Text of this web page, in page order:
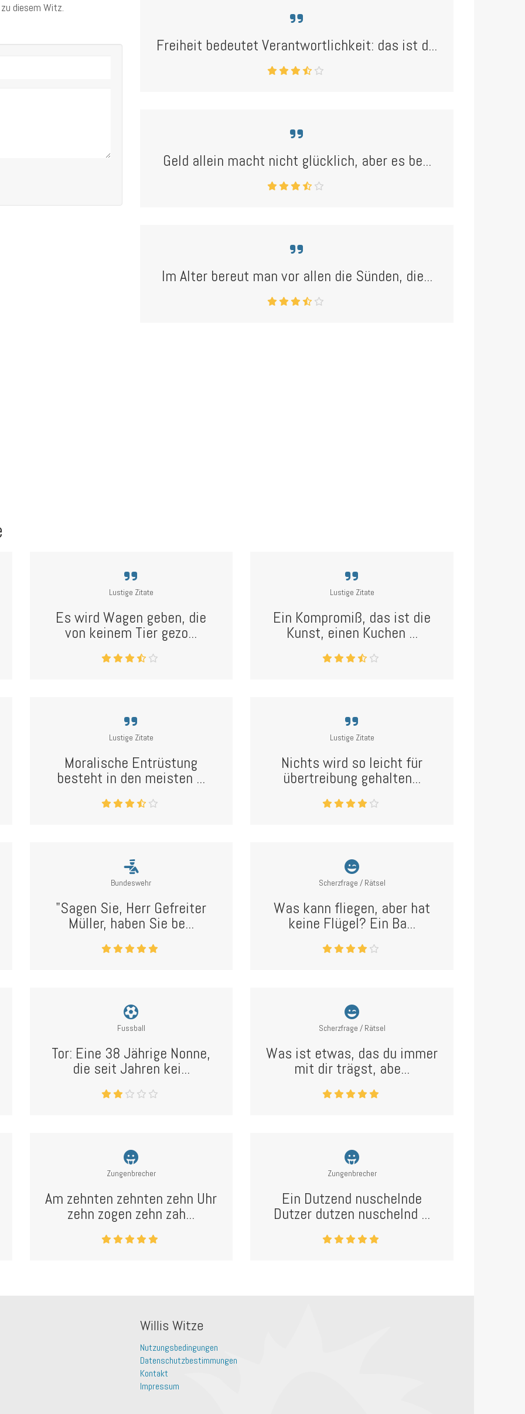
diesem Witz.
Freiheit bedeutet Verantwortlichkeit: das ist d...
Geld allein macht nicht glücklich, aber es be...
Im Alter bereut man vor allen die Sünden, die...
Lustige Zitate
Es wird Wagen geben, die
von keinem Tier gezo...
Lustige Zitate
Ein Kompromiß, das ist die
Kunst, einen Kuchen ...
Lustige Zitate
Moralische Entrüstung
besteht in den meisten ...
Lustige Zitate
Nichts wird so leicht für
übertreibung gehalten...
Bundeswehr
"Sagen Sie, Herr Gefreiter
Müller, haben Sie be...
Scherzfrage / Rätsel
Was kann fliegen, aber hat
keine Flügel? Ein Ba...
Fussball
Tor: Eine 38 Jährige Nonne,
die seit Jahren kei...
Scherzfrage / Rätsel
Was ist etwas, das du immer
mit dir trägst, abe...
Zungenbrecher
Am zehnten zehnten zehn Uhr
zehn zogen zehn zah...
Zungenbrecher
Ein Dutzend nuschelnde
Dutzer dutzen nuschelnd ...
Willis Witze
Nutzungsbedingungen
Datenschutzbestimmungen
Kontakt
Impressum